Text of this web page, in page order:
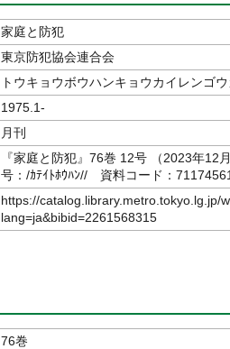
家庭と防犯
東京防犯協会連合会
トウキョウボウハンキョウカイレンゴ
1975.1-
月刊
『家庭と防犯』76巻 12号 （2023年
号：/ｶﾃｲﾄﾎｳﾊﾝ// 資料コード：
https://catalog.library.metro.tokyo.lg.jp/
lang=ja&bibid=2261568315
76巻